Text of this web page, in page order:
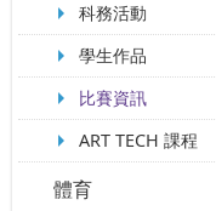
科務活動
學生作品
比賽資訊
ART TECH 課程
體育